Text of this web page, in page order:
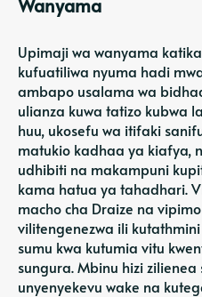
Wanyama
Upimaji wa wanyama
kufuatiliwa nyuma hadi
ambapo usalama wa
ulianza kuwa tatizo kubwa
huu, ukosefu wa itifaki
matukio kadhaa ya kiafya,
udhibiti na makampuni
kama hatua ya tahadhari.
macho cha Draize na
vilitengenezwa ili
sumu kwa kutumia vitu
sungura. Mbinu hizi
unyenyekevu wake na